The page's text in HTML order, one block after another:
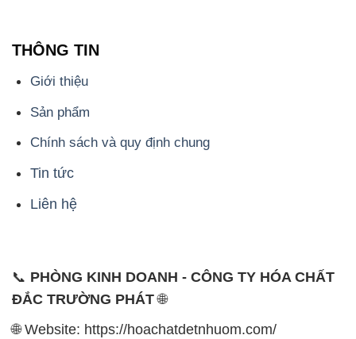
THÔNG TIN
Giới thiệu
Sản phẩm
Chính sách và quy định chung
Tin tức
Liên hệ
📞 PHÒNG KINH DOANH - CÔNG TY HÓA CHẤT
ĐẮC TRƯỜNG PHÁT🌐
🌐 Website: https://hoachatdetnhuom.com/